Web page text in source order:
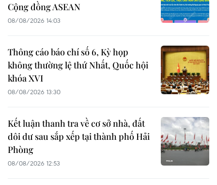
Cộng đồng ASEAN
08/08/2026 14:03
Thông cáo báo chí số 6, Kỳ họp
không thường lệ thứ Nhất, Quốc hội
khóa XVI
08/08/2026 13:30
Kết luận thanh tra về cơ sở nhà, đất
dôi dư sau sắp xếp tại thành phố Hải
Phòng
08/08/2026 12:53